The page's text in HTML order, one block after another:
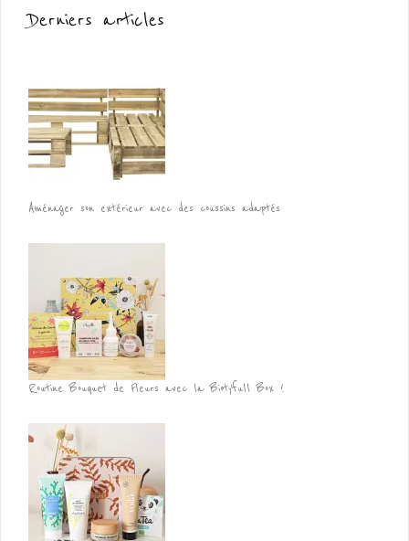
Derniers articles
Aménager son extérieur avec des coussins adaptés
Routine Bouquet de Fleurs avec la Biotyfull Box !